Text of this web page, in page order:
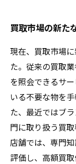
買取市場の新た
現在、買取市場
た。従来の買取
を照会できるサ
いる不要な物を
た、最近ではブ
門に取り扱う買
店舗では、専門
評価し、高額買